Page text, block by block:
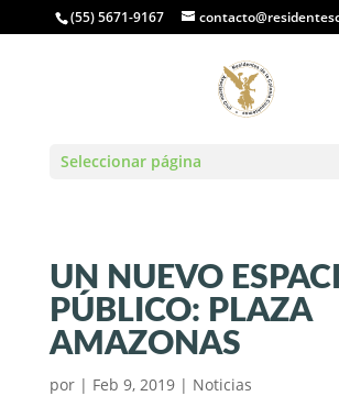
(55) 5671-9167
Seleccionar página
UN NUEVO
PÚBLICO: PLAZA
AMAZONAS
por | Feb 9, 2019| Noticias